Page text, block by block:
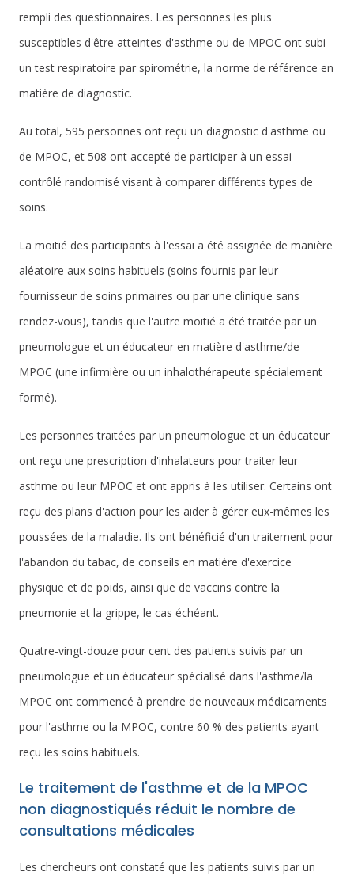
rempli des questionnaires. Les personnes les plus
susceptibles d'être atteintes d'asthme ou de MPOC ont subi
un test respiratoire par spirométrie, la norme de référence en
matière de diagnostic.
Au total, 595 personnes ont reçu un diagnostic d'asthme ou
de MPOC, et 508 ont accepté de participer à un essai
contrôlé randomisé visant à comparer différents types de
soins.
La moitié des participants à l'essai a été assignée de manière
aléatoire aux soins habituels (soins fournis par leur
fournisseur de soins primaires ou par une clinique sans
rendez-vous), tandis que l'autre moitié a été traitée par un
pneumologue et un éducateur en matière d'asthme/de
MPOC (une infirmière ou un inhalothérapeute spécialement
formé).
Les personnes traitées par un pneumologue et un éducateur
ont reçu une prescription d'inhalateurs pour traiter leur
asthme ou leur MPOC et ont appris à les utiliser. Certains ont
reçu des plans d'action pour les aider à gérer eux-mêmes les
poussées de la maladie. Ils ont bénéficié d'un traitement pour
l'abandon du tabac, de conseils en matière d'exercice
physique et de poids, ainsi que de vaccins contre la
pneumonie et la grippe, le cas échéant.
Quatre-vingt-douze pour cent des patients suivis par un
pneumologue et un éducateur spécialisé dans l'asthme/la
MPOC ont commencé à prendre de nouveaux médicaments
pour l'asthme ou la MPOC, contre 60 % des patients ayant
reçu les soins habituels.
Le traitement de l'asthme et de la MPOC
non diagnostiqués réduit le nombre de
consultations médicales
Les chercheurs ont constaté que les patients suivis par un